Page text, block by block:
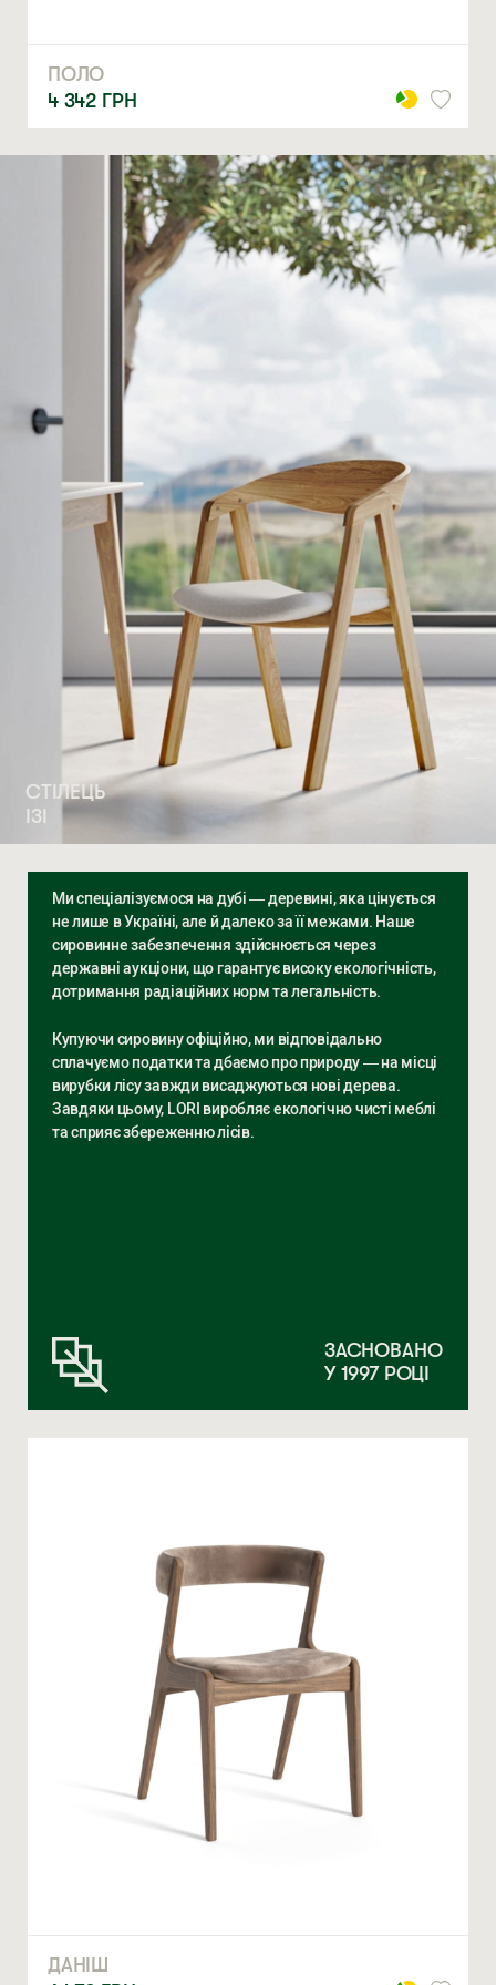
ПОЛО
4 342 ГРН
СТІЛЕЦЬ
ІЗІ
Ми спеціалізуємося на дубі — деревині, яка цінується
не лише в Україні, але й далеко за її межами. Наше
сировинне забезпечення здійснюється через
державні аукціони, що гарантує високу екологічність,
дотримання радіаційних норм та легальність.
Купуючи сировину офіційно, ми відповідально
сплачуємо податки та дбаємо про природу — на місці
вирубки лісу завжди висаджуються нові дерева.
Завдяки цьому, LORI виробляє екологічно чисті меблі
та сприяє збереженню лісів.
ЗАСНОВАНО
У 1997 РОЦІ
ДАНІШ
Ми відкриті для співпраці з компаніями, які займаються
облаштуванням житлової та комерційної нерухомості
НОМЕР ТЕЛЕФОНУ *